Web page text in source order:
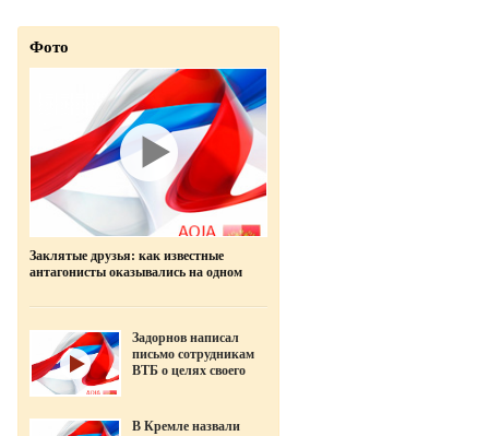
Фото
Заклятые друзья: как известные
антагонисты оказывались на одном
Задорнов написал
письмо сотрудникам
ВТБ о целях своего
В Кремле назвали